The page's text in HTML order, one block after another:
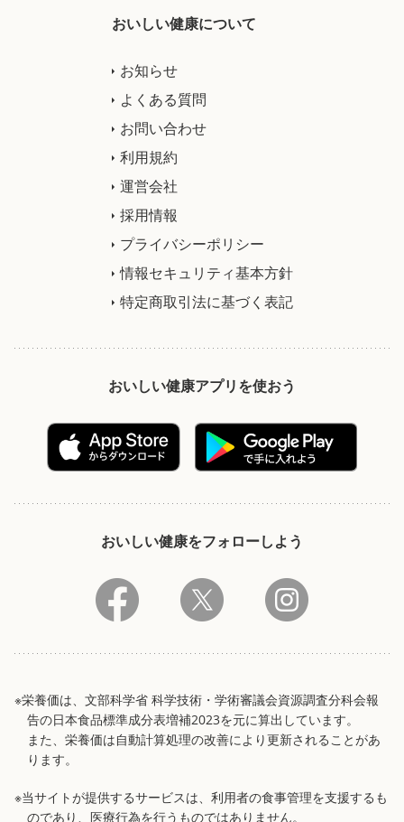
おいしい健康について
お知らせ
よくある質問
お問い合わせ
利用規約
運営会社
採用情報
プライバシーポリシー
情報セキュリティ基本方針
特定商取引法に基づく表記
おいしい健康アプリを使おう
おいしい健康をフォローしよう
※栄養価は、文部科学省 科学技術・学術審議会資源調査分科会報
告の日本食品標準成分表増補2023を元に算出しています。
また、栄養価は自動計算処理の改善により更新されることがあ
ります。
※当サイトが提供するサービスは、利用者の食事管理を支援するも
のであり、医療行為を行うものではありません。